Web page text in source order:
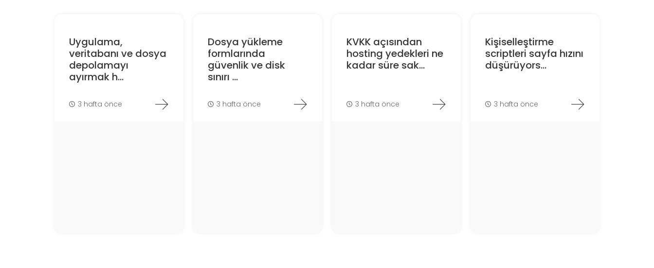
Uygulama,
veritabanı ve dosya
depolamayı
ayırmak h...
3 hafta önce
Dosya yükleme
formlarında
güvenlik ve disk
sınırı ...
3 hafta önce
KVKK açısından
hosting yedekleri ne
kadar süre sak...
3 hafta önce
Kişiselleştirme
scriptleri sayfa hızını
düşürüyors...
3 hafta önce